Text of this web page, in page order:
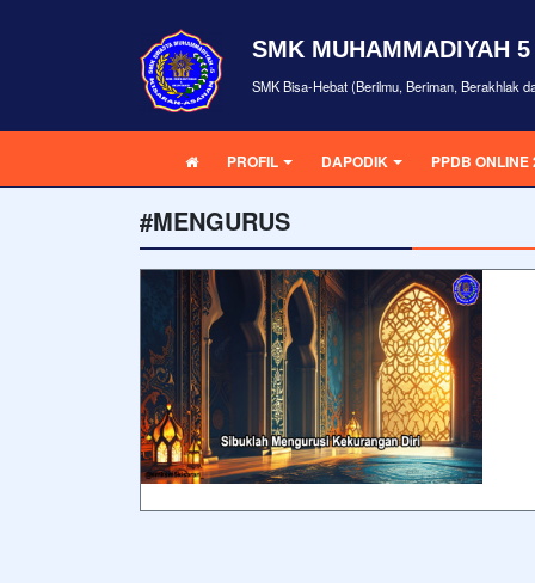
SMK MUHAMMADIYAH
SMK Bisa-Hebat (Berilmu, Beriman, Berakhlak
PROFIL DAPODIK PPDB
#MENGURUS